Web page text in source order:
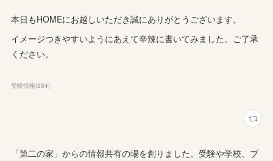
本日もHOMEにお越しいただき誠にありがとうございます。
イメージつきやすいようにあえて辛辣に書いてみました。ご了承
ください。
受験情報(384)
「第二の家」からの情報共有の場を創りました。受験や学校、ブ